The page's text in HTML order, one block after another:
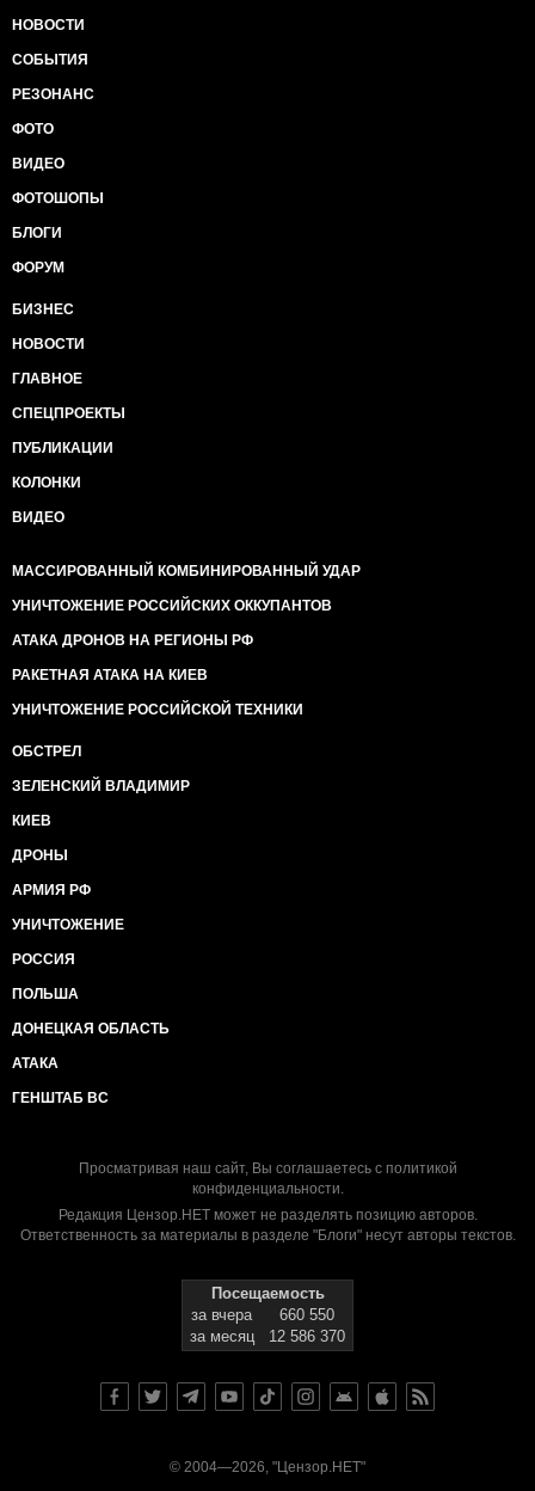
НОВОСТИ
СОБЫТИЯ
РЕЗОНАНС
ФОТО
ВИДЕО
ФОТОШОПЫ
БЛОГИ
ФОРУМ
БИЗНЕС
НОВОСТИ
ГЛАВНОЕ
СПЕЦПРОЕКТЫ
ПУБЛИКАЦИИ
КОЛОНКИ
ВИДЕО
МАССИРОВАННЫЙ КОМБИНИРОВАННЫЙ УДАР
УНИЧТОЖЕНИЕ РОССИЙСКИХ ОККУПАНТОВ
АТАКА ДРОНОВ НА РЕГИОНЫ РФ
РАКЕТНАЯ АТАКА НА КИЕВ
УНИЧТОЖЕНИЕ РОССИЙСКОЙ ТЕХНИКИ
ОБСТРЕЛ
ЗЕЛЕНСКИЙ ВЛАДИМИР
КИЕВ
ДРОНЫ
АРМИЯ РФ
УНИЧТОЖЕНИЕ
РОССИЯ
ПОЛЬША
ДОНЕЦКАЯ ОБЛАСТЬ
АТАКА
ГЕНШТАБ ВС
Просматривая наш сайт, Вы соглашаетесь с политикой
конфиденциальности.
Редакция Цензор.НЕТ может не разделять позицию авторов.
Ответственность за материалы в разделе "Блоги" несут авторы текстов.
Посещаемость
за вчера
660 550
за месяц
12 586 370
© 2004—2026, "Цензор.НЕТ"